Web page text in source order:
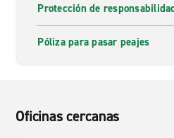
Protección de
Póliza para pasar peajes
Oficinas cercanas